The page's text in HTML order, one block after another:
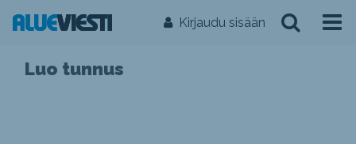
Kirjaudu sisään
Luo tunnus